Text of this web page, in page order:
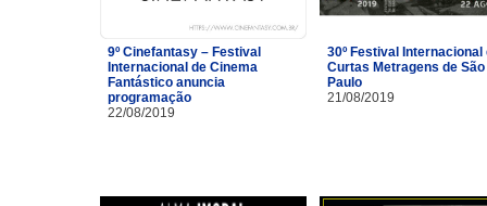
9º Cinefantasy – Festival
Internacional de Cinema
Fantástico anuncia
programação
22/08/2019
30º Festival Internacional
Curtas Metragens de São
Paulo
21/08/2019